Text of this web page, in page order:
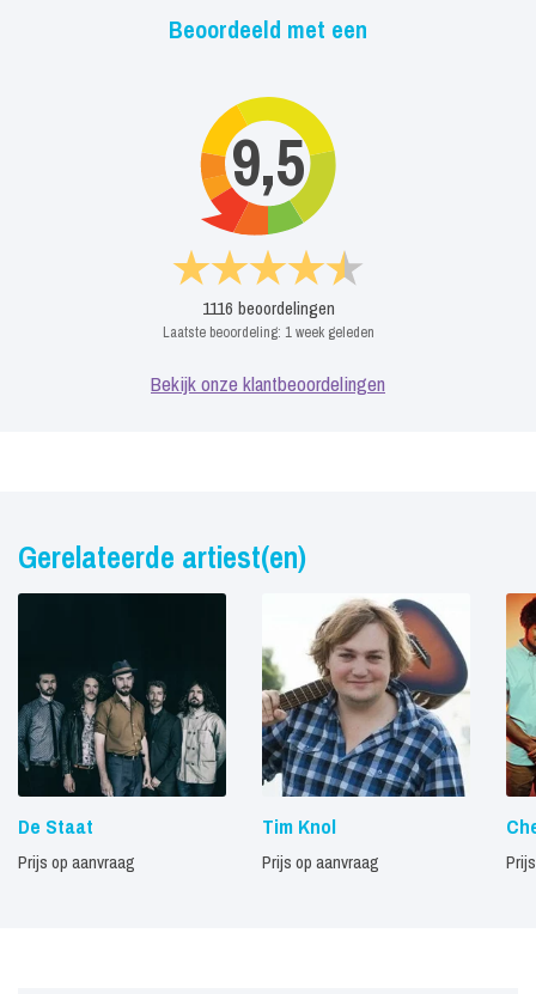
Beoordeeld met een
9,5
1116 beoordelingen
Laatste beoordeling: 1 week geleden
Bekijk onze klantbeoordelingen
Gerelateerde artiest(en)
De Staat
Prijs op aanvraag
Tim Knol
Prijs op aanvraag